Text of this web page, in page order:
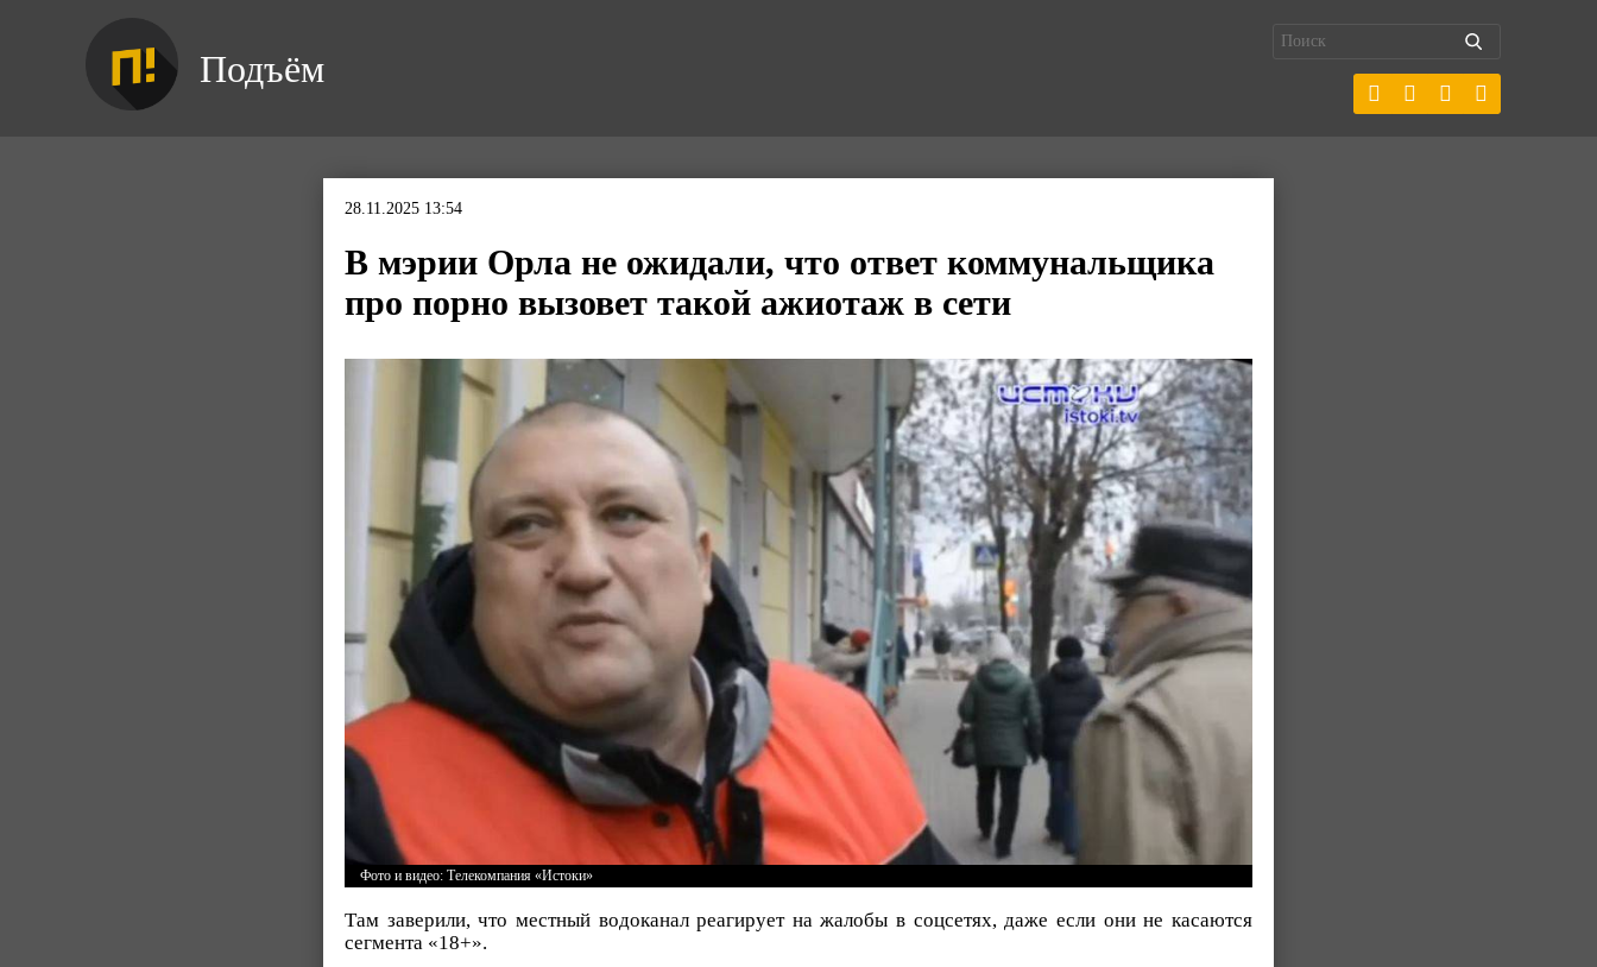
Подъём
28.11.2025 13:54
В мэрии Орла не ожидали, что ответ коммунальщика
про порно вызовет такой ажиотаж в сети
Фото и видео: Телекомпания «Истоки»
Там заверили, что местный водоканал реагирует на жалобы в соцсетях, даже если они не касаются
сегмента «18+».